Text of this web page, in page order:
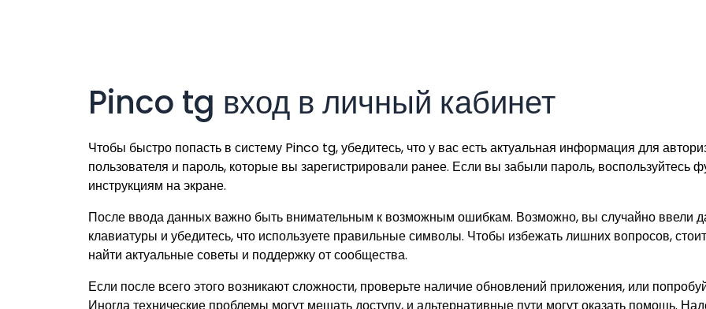
Pinco tg вход в личный кабинет
Чтобы быстро попасть в систему Pinco tg, убедитесь, что у вас есть актуальная информация для
пользователя и пароль, которые вы зарегистрировали ранее. Если вы забыли пароль, воспользуйтесь
инструкциям на экране.
После ввода данных важно быть внимательным к возможным ошибкам. Возможно, вы случайно ввели
клавиатуры и убедитесь, что используете правильные символы. Чтобы избежать лишних вопросов,
найти актуальные советы и поддержку от сообщества.
Если после всего этого возникают сложности, проверьте наличие обновлений приложения, или